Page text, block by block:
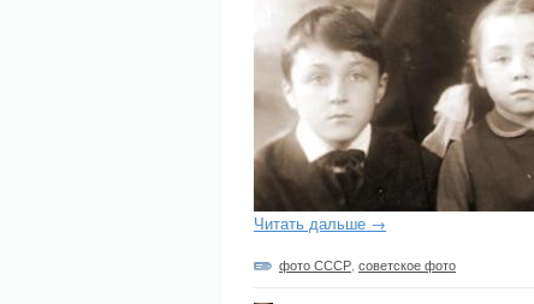
Читать дальше →
фото СССР советское фото